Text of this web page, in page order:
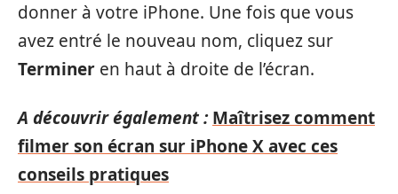
donner à votre iPhone. Une fois que vous
avez entré le nouveau nom, cliquez sur
Terminer en haut à droite de l’écran.
A découvrir également : Maîtrisez comment
filmer son écran sur iPhone X avec ces
conseils pratiques